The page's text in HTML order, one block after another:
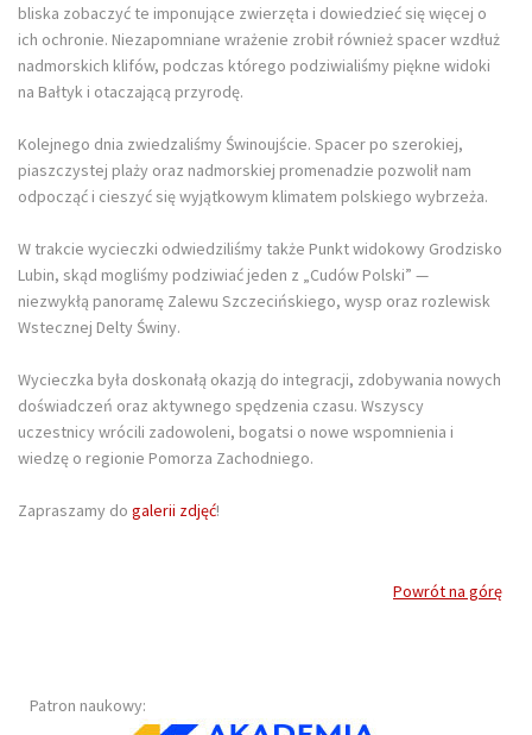
bliska zobaczyć te imponujące zwierzęta i dowiedzieć się więcej o
ich ochronie. Niezapomniane wrażenie zrobił również spacer wzdłuż
nadmorskich klifów, podczas którego podziwialiśmy piękne widoki
na Bałtyk i otaczającą przyrodę.
Kolejnego dnia zwiedzaliśmy Świnoujście. Spacer po szerokiej,
piaszczystej plaży oraz nadmorskiej promenadzie pozwolił nam
odpocząć i cieszyć się wyjątkowym klimatem polskiego wybrzeża.
W trakcie wycieczki odwiedziliśmy także Punkt widokowy Grodzisko
Lubin, skąd mogliśmy podziwiać jeden z „Cudów Polski” —
niezwykłą panoramę Zalewu Szczecińskiego, wysp oraz rozlewisk
Wstecznej Delty Świny.
Wycieczka była doskonałą okazją do integracji, zdobywania nowych
doświadczeń oraz aktywnego spędzenia czasu. Wszyscy
uczestnicy wrócili zadowoleni, bogatsi o nowe wspomnienia i
wiedzę o regionie Pomorza Zachodniego.
Zapraszamy do galerii zdjęć!
Powrót na górę
Patron naukowy: